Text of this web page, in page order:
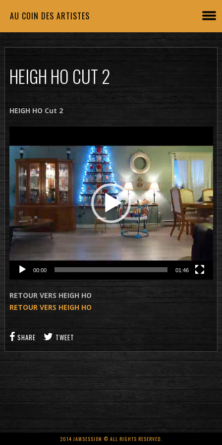
AU COIN DES ARTISTES
HEIGH HO CUT 2
HEIGH HO Cut 2
vidéo
00:00 01:46
RETOUR VERS HEIGH HO
RETOUR VERS HEIGH HO
SHARE TWEET
2014 JAMSESSION © ALL RIGHTS RESERVED.